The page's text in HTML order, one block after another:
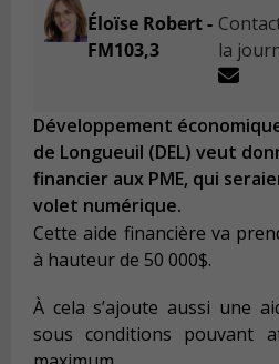
Éloïse Robert -
FM103,3
la
Développement
de Longueuil (DEL) veut
financier aux PME, qui
volet numérique.
Cette aide financière va
à hauteur de 50 000$.
À cela s’ajoute aussi une
sous conditions pouvant